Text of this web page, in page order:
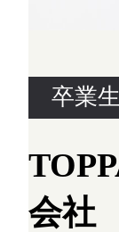
卒業生
会社